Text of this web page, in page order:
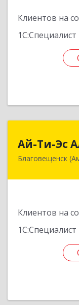
Клиентов на
1С:Специалист
Ай-Ти-Эс
Благовещенск
Клиентов на
1С:Специалист
675000,